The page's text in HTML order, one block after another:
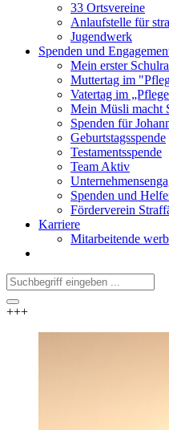
33 Ortsvereine
Anlaufstelle für
Jugendwerk
Spenden und
Mein erster
Muttertag im
Vatertag im
Mein Müsli macht
Spenden für
Geburtstagsspende
Testamentsspende
Team Aktiv
Spenden und
Förderverein
Karriere
Mitarbeitende
+++